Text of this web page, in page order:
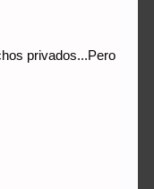
privados...Pero